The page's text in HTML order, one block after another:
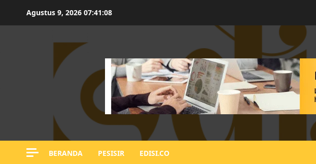
Agustus 9, 2026 07:41:09
BERANDA PESISIR EDISI.CO